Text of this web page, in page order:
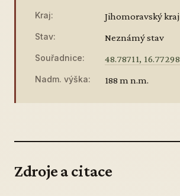
Kraj: Jihomoravský kraj
Stav: Neznámý stav
Souřadnice: 48.78711, 16.77298
Nadm. výška: 188 m n.m.
Zdroje a citace